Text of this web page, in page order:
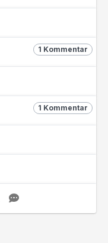
1 Kommentar
1 Kommentar